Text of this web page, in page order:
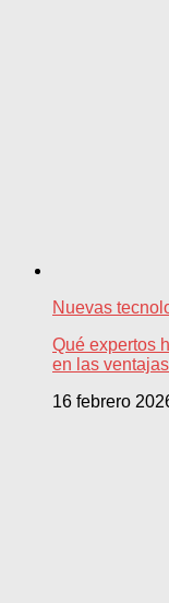
Nuevas
Qué expertos
en las
16 febrero